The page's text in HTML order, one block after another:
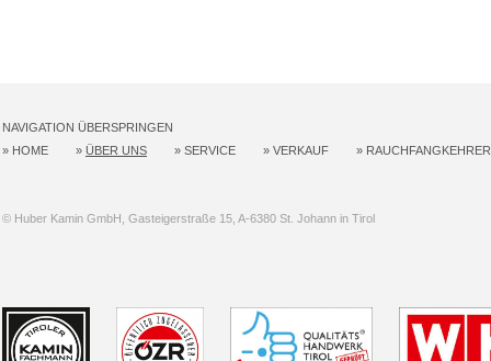
NAVIGATION ÜBERSPRINGEN
» HOME » ÜBER UNS » SERVICE » VERKAUF » RAUCHFANGKEHRER
© Huber Kamin GmbH, Gasteigerstraße 15, A-6380 St. Johann in Tirol